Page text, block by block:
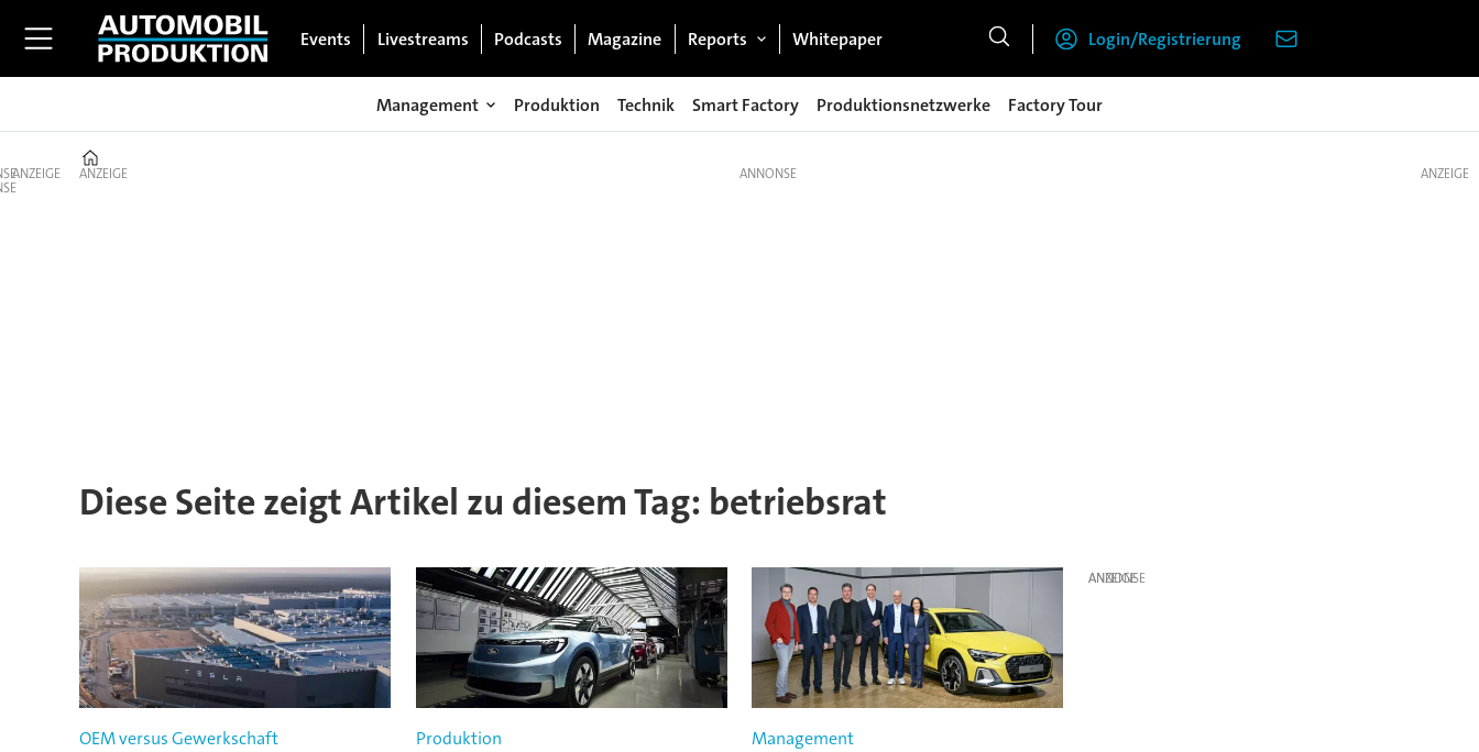
Events Livestreams Podcasts Magazine Reports Whitepaper Login/Registrierung
Management Produktion Technik Smart Factory Produktionsnetzwerke Factory Tour
ANZEIGE ANZEIGE
Diese Seite zeigt Artikel zu diesem Tag: betriebsrat
OEM versus Gewerkschaft Produktion Management
ANZEIGE
ANZEIGE